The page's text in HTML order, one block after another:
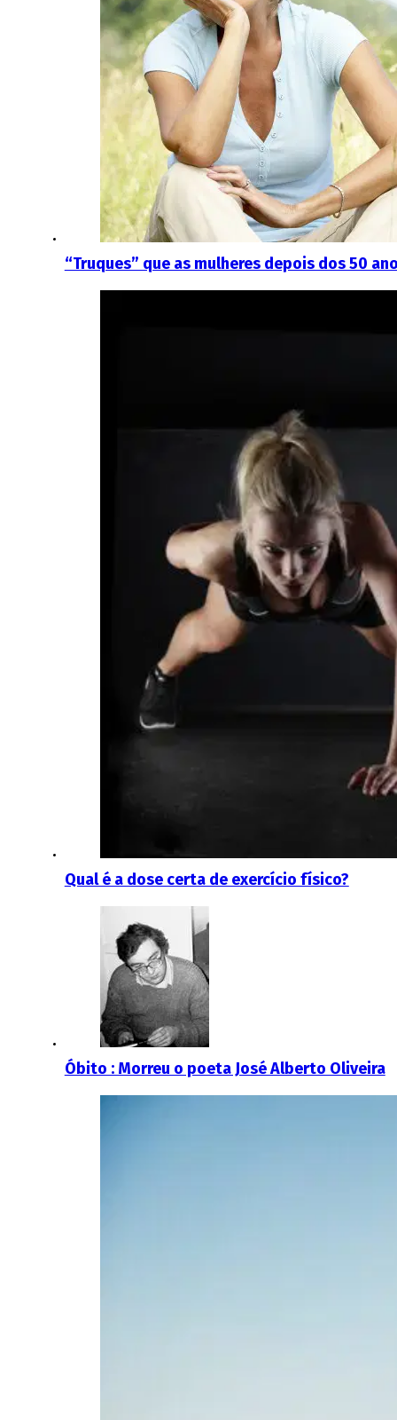
“Truques” que as mulheres depois dos 50
Qual é a dose certa de exercício físico?
Óbito : Morreu o poeta José Alberto Oliveira